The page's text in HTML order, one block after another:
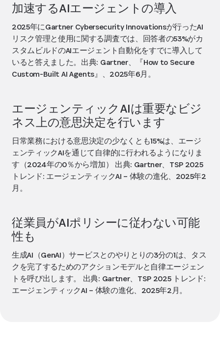
加速するAIエージェントの導入
2025年にGartner Cybersecurity Innovationsが行ったAI
リスク管理と使用に関する調査では、回答者の53%がカ
スタムビルドのAIエージェント自動化をすでに導入して
いると答えました。出典: Gartner、『How to Secure
Custom-Built AI Agents』、2025年6月。
エージェンティックAIは重要なビジ
ネス上の意思決定を行います
日常業務における意思決定の少なくとも15%は、エージ
ェンティックAIを通じて自律的に行われるようになりま
す（2024年の0％から増加） 出典: Gartner、TSP 2025
トレンド: エージェンティックAI – 体験の進化、2025年2
月。
従業員がAIポリシーに従わない可能
性も
生成AI（GenAI）サービスとのやりとりの3分の1は、タス
クを完了するためのアクションモデルと自律エージェン
トを呼び出します。 出典: Gartner、TSP 2025 トレンド:
エージェンティックAI – 体験の進化、2025年2月。